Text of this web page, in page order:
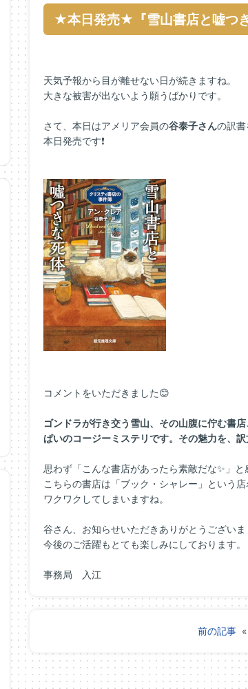
★本日発売★『雪山書店と嘘つき
天気予報から目が離せない日が続きますね。
大きな被害が出ないよう願うばかりです。
さて、本日はアメリア会員の谷泰子さんの訳書
本日発売です❗
コメントをいただきました😊
ゴンドラが行き交う雪山、その山腹に佇む書
ぱいのコージーミステリです。その魅力を、
思わず「こんな書店があったら素敵だな✨」と
こちらの書店は「ブック・シャレー」という
ワクワクしてしまいますね。
谷さん、お知らせいただきありがとうございま
今後のご活躍もとても楽しみにしております。
事務局 入江
前の記事 «